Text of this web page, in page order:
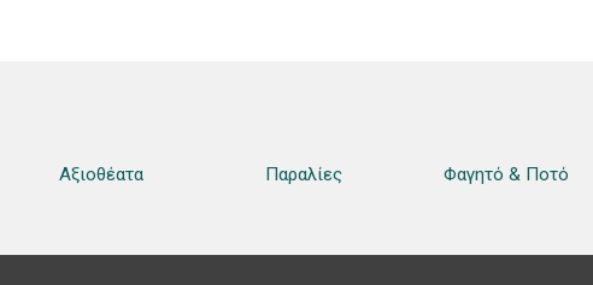
Αξιοθέατα Παραλίες Φαγητό & Ποτό